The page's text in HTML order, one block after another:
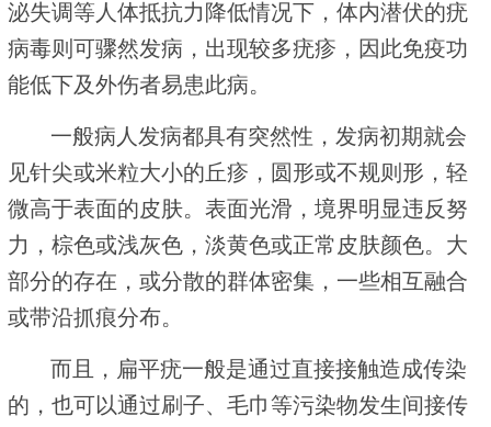
泌失调等人体抵抗力降低情况下，体内潜伏的疣
病毒则可骤然发病，出现较多疣疹，因此免疫功
能低下及外伤者易患此病。
一般病人发病都具有突然性，发病初期就会
见针尖或米粒大小的丘疹，圆形或不规则形，轻
微高于表面的皮肤。表面光滑，境界明显违反努
力，棕色或浅灰色，淡黄色或正常皮肤颜色。大
部分的存在，或分散的群体密集，一些相互融合
或带沿抓痕分布。
而且，扁平疣一般是通过直接接触造成传染
的，也可以通过刷子、毛巾等污染物发生间接传